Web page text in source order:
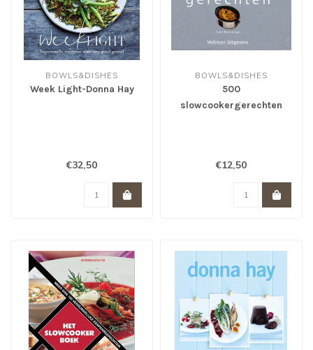
BOWLS&DISHES
Week Light-Donna Hay
€32,50
BOWLS&DISHES
500
slowcookergerechten
€12,50